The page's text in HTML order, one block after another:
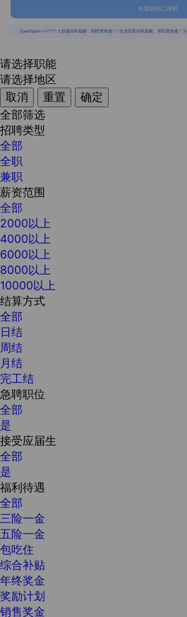
长按识别二维码
{{usertype=='2'?'个人投递实时提醒，招聘更快捷！':'企业回复实时提醒，求职更快捷！'}}
请选择职能
请选择地区
取消
重置
确定
全部筛选
招聘类型
全部
全职
兼职
薪资范围
全部
2000以上
4000以上
6000以上
8000以上
10000以上
结算方式
全部
日结
周结
月结
完工结
急聘职位
全部
是
接受应届生
全部
是
福利待遇
全部
三险一金
五险一金
包吃住
综合补贴
年终奖金
奖励计划
销售奖金